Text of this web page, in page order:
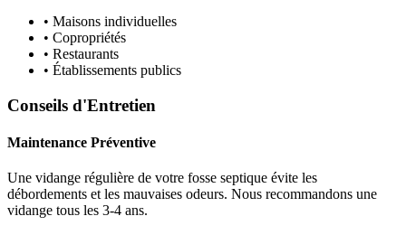
• Maisons individuelles
• Copropriétés
• Restaurants
• Établissements publics
Conseils d'Entretien
Maintenance Préventive
Une vidange régulière de votre fosse septique évite les
débordements et les mauvaises odeurs. Nous recommandons une
vidange tous les 3-4 ans.